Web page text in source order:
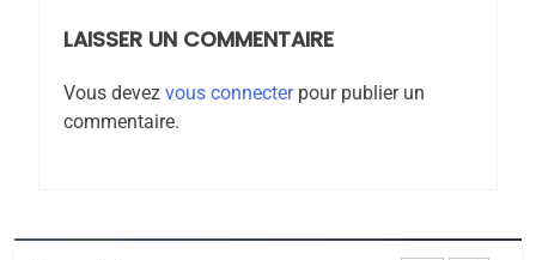
LAISSER UN COMMENTAIRE
Vous devez vous connecterpour publier un
commentaire.
8
Tafraout, le miel de Tadla